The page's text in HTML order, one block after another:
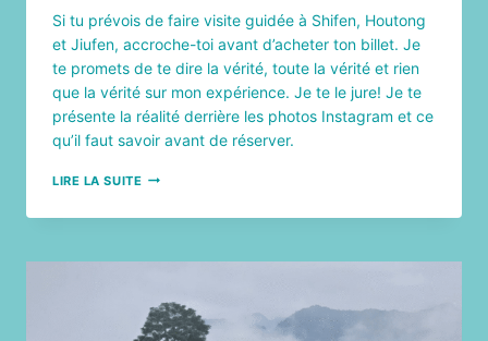
Si tu prévois de faire visite guidée à Shifen, Houtong
et Jiufen, accroche-toi avant d’acheter ton billet. Je
te promets de te dire la vérité, toute la vérité et rien
que la vérité sur mon expérience. Je te le jure! Je te
présente la réalité derrière les photos Instagram et ce
qu’il faut savoir avant de réserver.
LIRE LA SUITESHIFEN,
JE
PENSE